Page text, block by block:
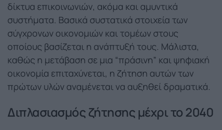
δίκτυα επικοινωνιών, ακόμα και αμυντικά
συστήματα. Βασικά συστατικά στοιχεία των
σύγχρονων οικονομιών και τομέων στους
οποίους βασίζεται η ανάπτυξή τους. Μάλιστα,
καθώς η μετάβαση σε μια “πράσινη” και ψηφιακή
οικονομία επιταχύνεται, η ζήτηση αυτών των
πρώτων υλών αναμένεται να αυξηθεί δραματικά.
Διπλασιασμός ζήτησης μέχρι το 2040